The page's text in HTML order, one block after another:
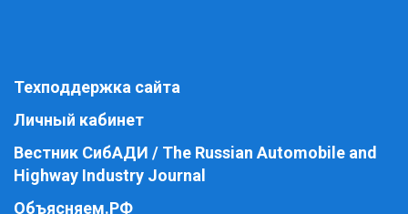
Техподдержка сайта
Личный кабинет
Вестник СибАДИ / The Russian Automobile and
Highway Industry Journal
Объясняем.РФ